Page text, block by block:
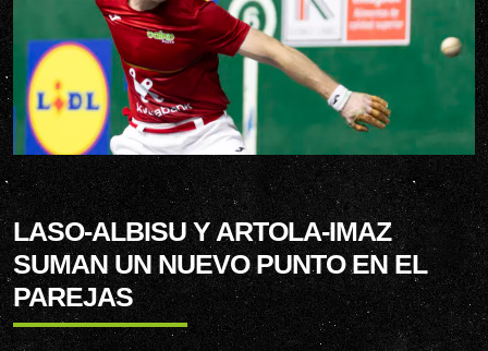
LASO-ALBISU Y ARTOLA-IMAZ
SUMAN UN NUEVO PUNTO EN EL
PAREJAS